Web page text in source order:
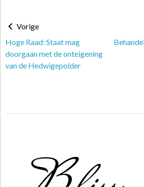
Vorige
Hoge Raad: Staat mag
doorgaan met de onteigening
van de Hedwigepolder